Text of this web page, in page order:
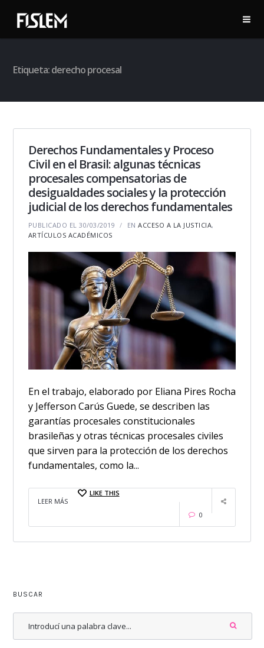
Etiqueta:derecho procesal
Derechos Fundamentales y Proceso
Civil en el Brasil: algunas técnicas
procesales compensatorias de
desigualdades sociales y la protección
judicial de los derechos fundamentales
PUBLICADO EL 30/03/2019 ENACCESO A LA JUSTICIA,
ARTÍCULOS ACADÉMICOS
En el trabajo, elaborado por Eliana Pires Rocha
y Jefferson Carús Guede, se describen las
garantías procesales constitucionales
brasileñas y otras técnicas procesales civiles
que sirven para la protección de los derechos
fundamentales, como la...
LEER MÁS
LIKE THIS
0
BUSCAR